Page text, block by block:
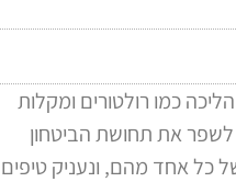
כמו רולטורים ומקלות
לשפר את תחושת הביטחון
כל אחד מהם, ונעניק טיפים